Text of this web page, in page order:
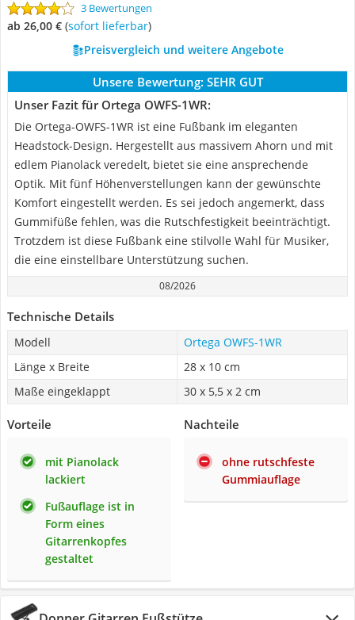
3 Bewertungen
ab 26,00 € ( Sofort lieferbar)
Preisvergleich und weitere Angebote
Unsere Bewertung: SEHR GUT
Unser Fazit für Ortega OWFS-1WR:
Die Ortega-OWFS-1WR ist eine Fußbank im eleganten
Headstock-Design. Hergestellt aus massivem Ahorn und mit
edlem Pianolack veredelt, bietet sie eine ansprechende
Optik. Mit fünf Höhenverstellungen kann der gewünschte
Komfort eingestellt werden. Es sei jedoch angemerkt, dass
Gummifüße fehlen, was die Rutschfestigkeit beeinträchtigt.
Trotzdem ist diese Fußbank eine stilvolle Wahl für Musiker,
die eine einstellbare Unterstützung suchen.
08/2026
Technische Details
Modell
Ortega OWFS-1WR
Länge x Breite
28 x 10 cm
Maße eingeklappt
30 x 5,5 x 2 cm
Vorteile
mit Pianolack
lackiert
Fußauflage ist in
Form eines
Gitarrenkopfes
gestaltet
Nachteile
ohne rutschfeste
Gummiauflage